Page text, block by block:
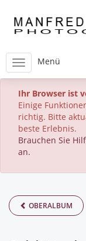
Menü
Ihr Browser ist
Einige
richtig. Bitte
beste Erlebnis.
Brauchen Sie
an.
OBERALBUM